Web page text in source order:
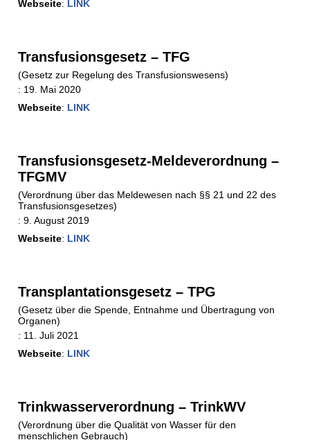
Webseite: LINK
Transfusionsgesetz – TFG
(Gesetz zur Regelung des Transfusionswesens)
: 19. Mai 2020
Webseite: LINK
Transfusionsgesetz-Meldeverordnung –
TFGMV
(Verordnung über das Meldewesen nach §§ 21 und 22 des
Transfusionsgesetzes)
: 9. August 2019
Webseite: LINK
Transplantationsgesetz – TPG
(Gesetz über die Spende, Entnahme und Übertragung von
Organen)
: 11. Juli 2021
Webseite: LINK
Trinkwasserverordnung – TrinkWV
(Verordnung über die Qualität von Wasser für den
menschlichen Gebrauch)